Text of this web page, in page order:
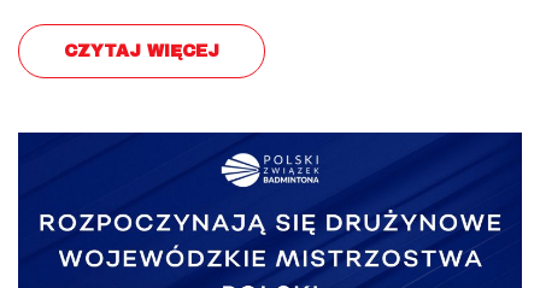
CZYTAJ WIĘCEJ